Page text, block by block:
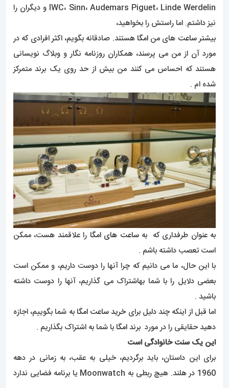
IWC، Sinn، Audemars Piguet، Linde Werdelin و دیگران را
نیز داشتم. اما راستش را بخواهید،
بیشترساعت های منامگا هستند. صادقانه بگویم، اکثر افرادی که در
مورد آن از من می پرسند، همکاران روزنامه نگار و وبلاگ نویسانی
هستند که احساس می کنند من بیش از حد روی یک برند متمرکز
شده ام .
به عنوان طرفداری که بهساعت های امگا را علاقمند هست، ممکن
است تعصب داشته باشم .
با این حال، ما می دانیم که چرا آنها را دوست داریم، و ممکن است
بعضی دلایل را با شما بهاشتراک می گذاریم، آنها را دوست داشته
باشید .
اما قبل از اینکه چند دلیل برای خرید ساعت امگابه شما بگوییم، اجازه
دهید حقایقی را در مورد برندامگا با شما به اشتراک بگذاریم .
این یک سنت خانوادگی است
برای این داستان، باید برگردیم، خیلی به عقب، به زمانی در دهه
1960 در هلند. هیچ ربطی به Moonwatch یا برنامه فضایی ندارد